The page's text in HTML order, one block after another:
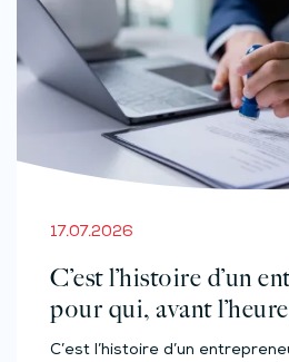
17.07.2026
C’est l’histoire d’un
pour qui, avant
l’heure…
C’est l’histoire d’un